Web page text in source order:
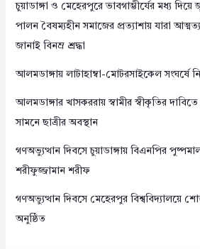
চুয়াডাঙ্গা ও মেহেরপুরে ভাবগাম্ভীর্যের মধ্য
পালন বৈষম্যহীন সমাজের প্রত্যাশায় যারা
জানাই বিনম্র শ্রদ্ধা
আলমডাঙ্গায় লাটাহাম্বা-মোটরসাইকেল সংঘর্ষে
আলমডাঙ্গার খাসকররায় স্বামীর স্বীকৃতির
সামনে ছাত্রীর অবস্থান
গণঅভ্যুত্থান দিবসে চুয়াডাঙ্গায় বিএনপির
শরীফুজ্জামান শরীফ
গণঅভ্যুত্থান দিবসে মেহেরপুর বিশ্ববিদ্যালয়ে
অনুষ্ঠিত